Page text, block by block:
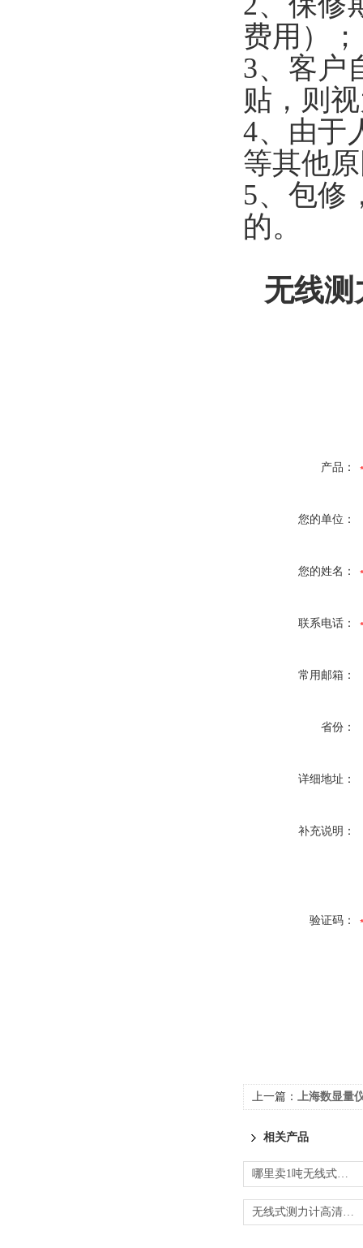
费用）；
3、客户
贴，则
4、由于
等其他
5、包修
的。
无线测
产品：
您的单位：
您的姓名：
联系电话：
常用邮箱：
省份：
详细地址：
补充说明：
验证码：
上一篇： 上海数显量
相关产品
哪里卖1吨无线式测力计
无线式测力计高清显示